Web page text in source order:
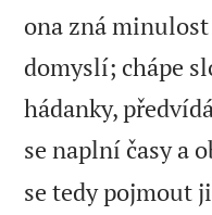
ona zná
domyslí; chápe
hádanky,
se naplní časy a
se tedy pojmout